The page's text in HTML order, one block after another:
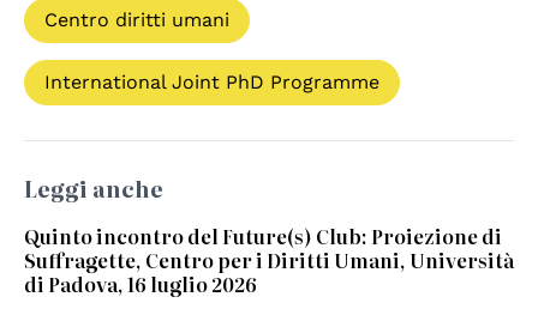
Centro diritti umani
International Joint PhD Programme
Leggi anche
Quinto incontro del Future(s) Club: Proiezione di
Suffragette, Centro per i Diritti Umani, Università
di Padova, 16 luglio 2026